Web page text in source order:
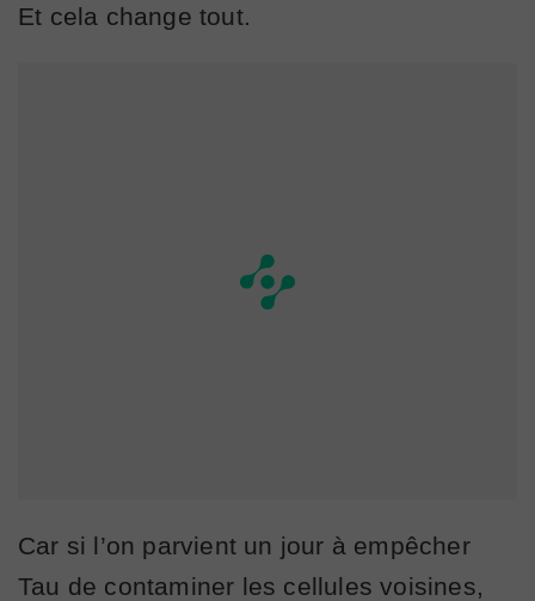
Et cela change tout.
Car si l’on parvient un jour à empêcher
Tau de contaminer les cellules voisines,